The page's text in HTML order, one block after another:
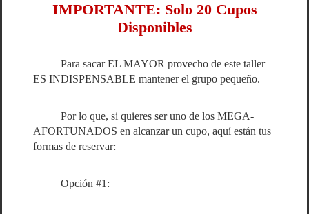
IMPORTANTE: Solo 20 Cupos
Disponibles
Para sacar EL MAYOR provecho de este taller
ES INDISPENSABLE mantener el grupo pequeño.
Por lo que, si quieres ser uno de los MEGA-
AFORTUNADOS en alcanzar un cupo, aquí están tus
formas de reservar:
Opción #1: